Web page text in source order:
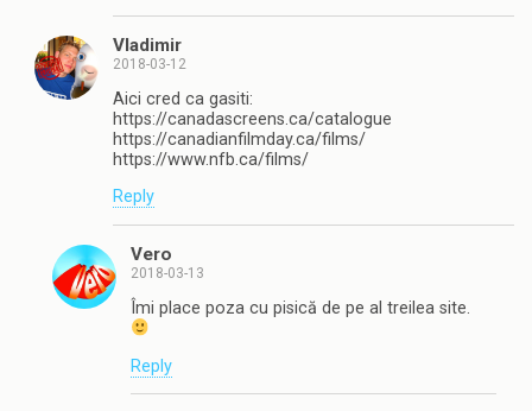
Vladimir
2018-03-12
Aici cred ca gasiti:
https://canadascreens.ca/catalogue
https://canadianfilmday.ca/films/
https://www.nfb.ca/films/
Reply
Vero
2018-03-13
Îmi place poza cu pisică de pe al treilea site.
Reply